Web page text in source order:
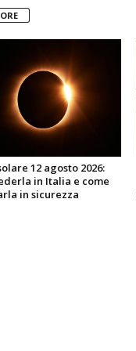
12 agosto 2026:
in Italia e come
in sicurezza